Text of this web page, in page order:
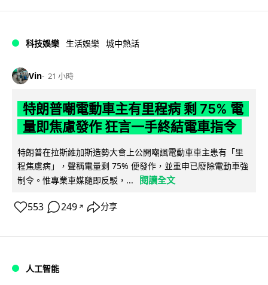
科技娛樂 生活娛樂 城中熱話
Vin 21 小時
特朗普嘲電動車主有里程病 剩 75% 電
量即焦慮發作 狂言一手終結電車指令
特朗普在拉斯維加斯造勢大會上公開嘲諷電動車車主患有「里
程焦慮病」，聲稱電量剩 75% 便發作，並重申已廢除電動車強
制令。惟專業車媒隨即反駁，...
閱讀全文
553 249 ↗ 分享
人工智能